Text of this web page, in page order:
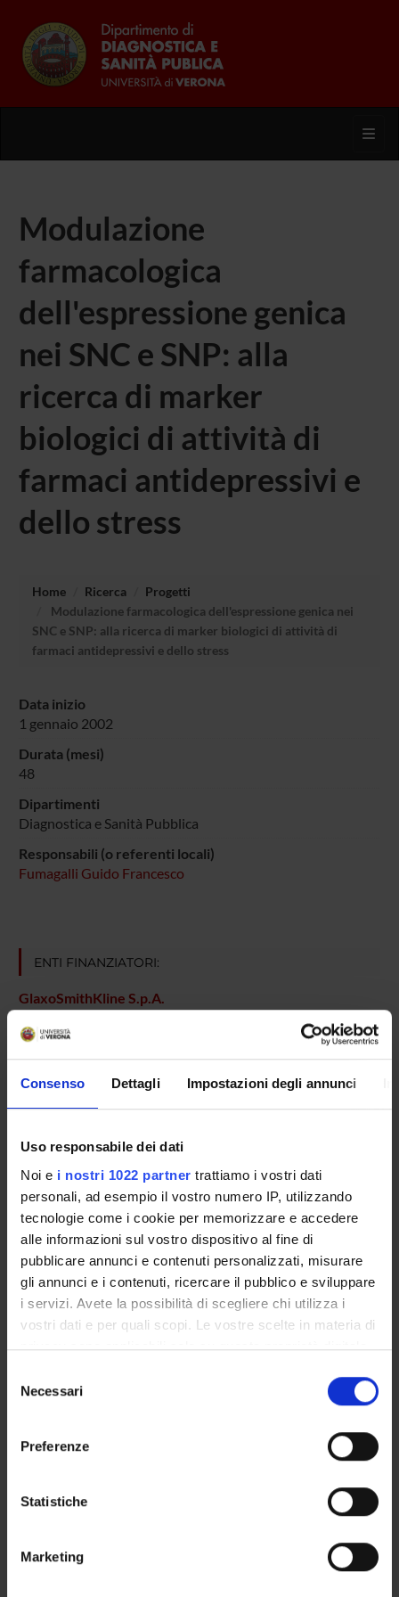
Consenso Dettagli Impostazioni degli annunci
Uso responsabile dei dati
Noi e i nostri 1022 partner trattiamo i vostri dati
personali, ad esempio il vostro numero IP, utilizzando
tecnologie come i cookie per memorizzare e accedere
alle informazioni sul vostro dispositivo al fine di
pubblicare annunci e contenuti personalizzati, misurare
gli annunci e i contenuti, ricercare il pubblico e sviluppare
i servizi. Avete la possibilità di scegliere chi utilizza i
vostri dati e per quali scopi. Le vostre scelte in materia di
privacy sono applicabili solo su questa proprietà digitale
modificare o revocare il proprio consenso in qualsiasi
momento dalla Dichiarazione sui cookie o facendo clic
raccogliere informazioni sulla tua posizione
geografica, con un'approssimazione di qualche
Identificare il tuo dispositivo, scansionandolo
delNecessari
Preferenze
Statistiche
Marketing
Modulazione
farmacologica
dell'espressione genica
nei SNC e SNP: alla
ricerca di marker
biologici di attività di
farmaci antidepressivi e
dello stress
Home Ricerca
Progetti
Modulazione farmacologica dell'espressione genica nei
SNC e SNP: alla ricerca di marker biologici di attività di
farmaci antidepressivi e dello stress
Data inizio
1 gennaio 2002
Durata (mesi)
48
Dipartimenti
Diagnostica e Sanità Pubblica
Responsabili (o referenti locali)
Fumagalli Guido Francesco
ENTI FINANZIATORI:
GlaxoSmithKline S.p.A.
PARTECIPANTI AL PROGETTO
Tecnico-Amministrativo
Guido Francesco Fumagalli
Personale di spin-off
Francesca Marini
SEZIONI
ATTIVITÀ
SEZIONI